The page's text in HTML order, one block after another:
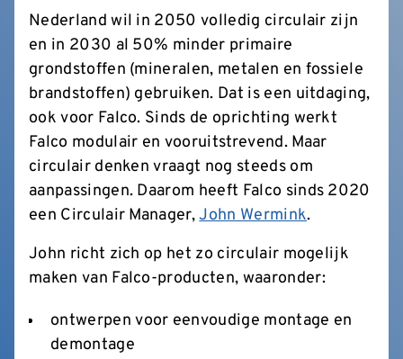
Nederland wil in 2050 volledig circulair zijn
en in 2030 al 50% minder primaire
grondstoffen (mineralen, metalen en fossiele
brandstoffen) gebruiken. Dat is een uitdaging,
ook voor Falco. Sinds de oprichting werkt
Falco modulair en vooruitstrevend. Maar
circulair denken vraagt nog steeds om
aanpassingen. Daarom heeft Falco sinds 2020
een Circulair Manager,John Wermink.
John richt zich op het zo circulair mogelijk
maken van Falco-producten, waaronder:
ontwerpen voor eenvoudige montage en
demontage